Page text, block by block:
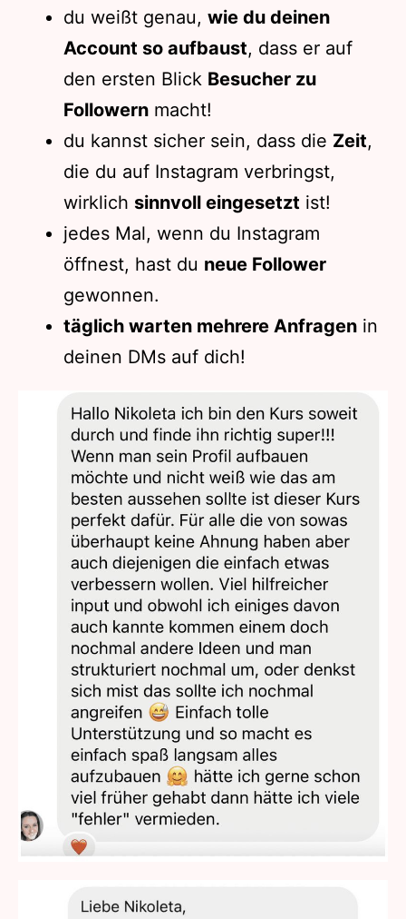
du weißt genau, wie du deinen
Account so aufbaust, dass er auf
den ersten Blick Besucher zu
Followern macht!
du kannst sicher sein, dass die Zeit,
die du auf Instagram verbringst,
wirklich sinnvoll eingesetzt ist!
jedes Mal, wenn du Instagram
öffnest, hast du neue Follower
gewonnen.
täglich warten mehrere Anfragen in
deinen DMs auf dich!